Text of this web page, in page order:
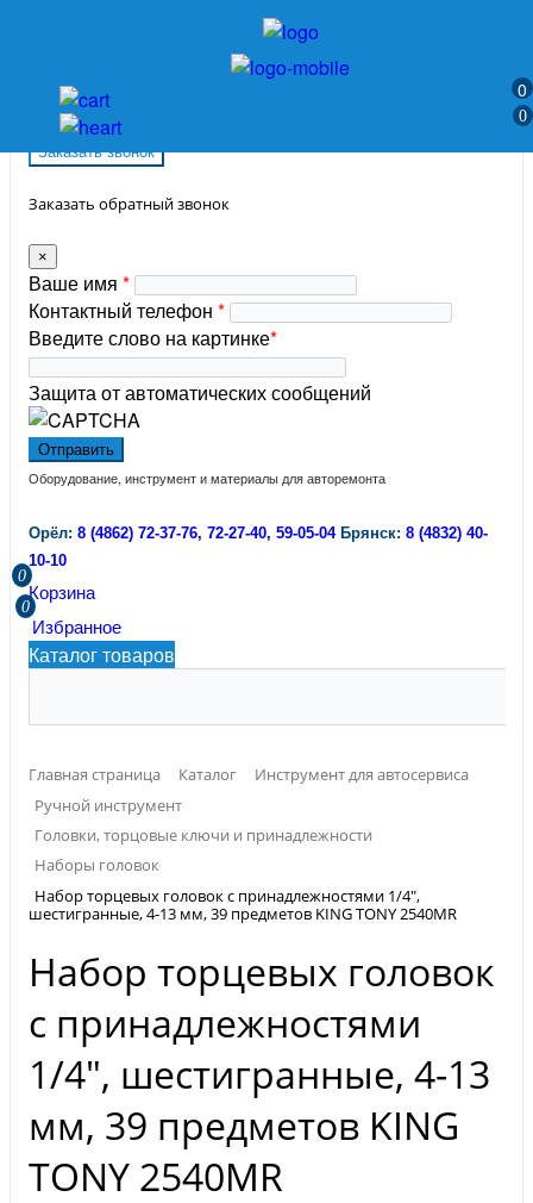
0
0
Заказать звонок
Заказать обратный звонок
×
Ваше имя *
Контактный телефон *
Введите слово на картинке*
Защита от автоматических сообщений
Оборудование, инструмент и материалы для авторемонта
Орёл: 8 (4862) 72-37-76, 72-27-40, 59-05-04 Брянск: 8 (4832) 40-
10-10
0
Корзина
0
Избранное
Каталог товаров
Главная страница Каталог
Инструмент для автосервиса
Ручной инструмент
Головки, торцовые ключи и принадлежности
Наборы головок
Набор торцевых головок с принадлежностями 1/4",
шестигранные, 4-13 мм, 39 предметов KING TONY 2540MR
Набор торцевых головок
с принадлежностями
1/4", шестигранные, 4-13
мм, 39 предметов KING
TONY 2540MR